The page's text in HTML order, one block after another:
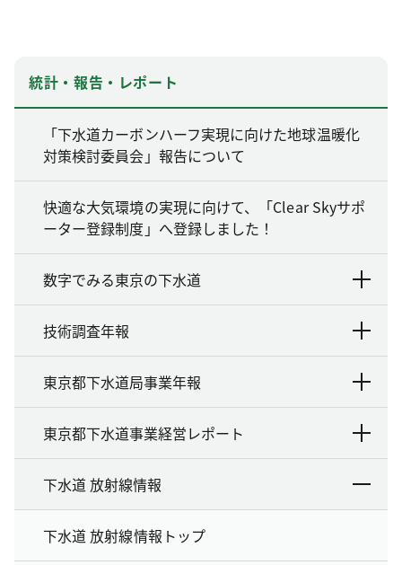
統計・報告・レポート
「下水道カーボンハーフ実現に向けた地球温暖化
対策検討委員会」報告について
快適な大気環境の実現に向けて、「Clear Skyサポ
ーター登録制度」へ登録しました！
数字でみる東京の下水道
技術調査年報
東京都下水道局事業年報
東京都下水道事業経営レポート
下水道 放射線情報
下水道 放射線情報トップ